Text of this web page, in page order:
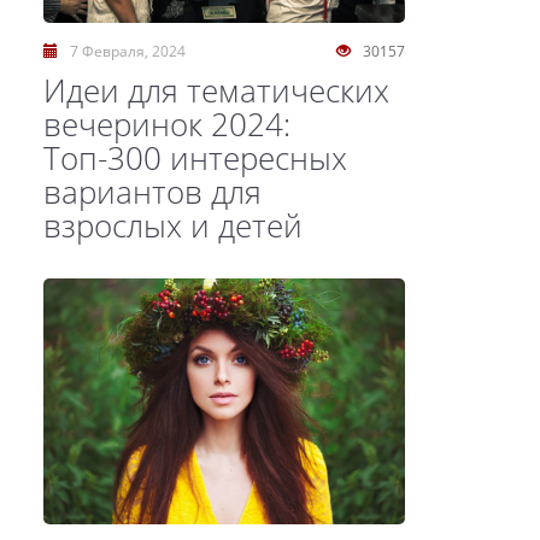
30157
7 Февраля, 2024
Идеи для тематических
вечеринок 2024:
Топ-300 интересных
вариантов для
взрослых и детей